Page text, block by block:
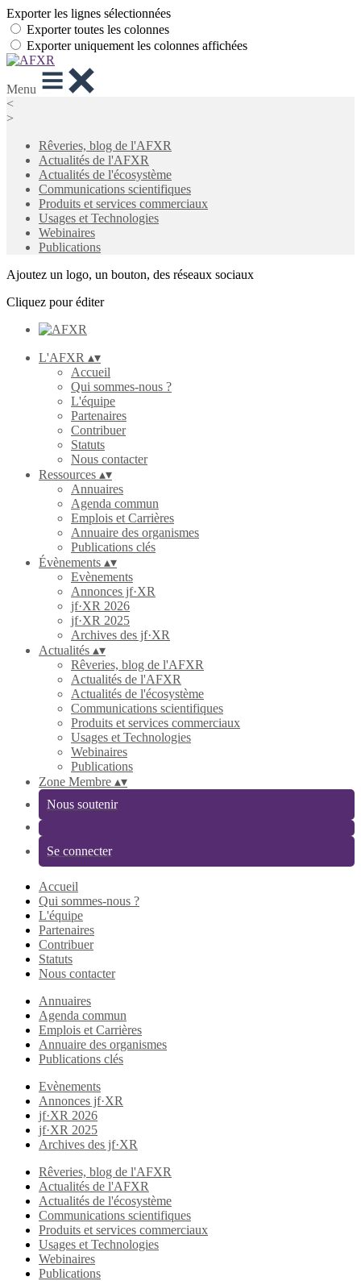
Exporter les lignes sélectionnées
Exporter toutes les colonnes
Exporter uniquement les colonnes affichées
Menu
<
>
Rêveries, blog de l'AFXR
Actualités de l'AFXR
Actualités de l'écosystème
Communications scientifiques
Produits et services commerciaux
Usages et Technologies
Webinaires
Publications
Ajoutez un logo, un bouton, des réseaux sociaux
Cliquez pour éditer
L'AFXR ▴▾
Accueil
Qui sommes-nous ?
L'équipe
Partenaires
Contribuer
Statuts
Nous contacter
Ressources ▴▾
Annuaires
Agenda commun
Emplois et Carrières
Annuaire des organismes
Publications clés
Évènements ▴▾
Evènements
Annonces jf·XR
jf·XR 2026
jf·XR 2025
Archives des jf·XR
Actualités ▴▾
Rêveries, blog de l'AFXR
Actualités de l'AFXR
Actualités de l'écosystème
Communications scientifiques
Produits et services commerciaux
Usages et Technologies
Webinaires
Publications
Zone Membre ▴▾
Nous soutenir
Se connecter
Accueil
Qui sommes-nous ?
L'équipe
Partenaires
Contribuer
Statuts
Nous contacter
Annuaires
Agenda commun
Emplois et Carrières
Annuaire des organismes
Publications clés
Evènements
Annonces jf·XR
jf·XR 2026
jf·XR 2025
Archives des jf·XR
Rêveries, blog de l'AFXR
Actualités de l'AFXR
Actualités de l'écosystème
Communications scientifiques
Produits et services commerciaux
Usages et Technologies
Webinaires
Publications